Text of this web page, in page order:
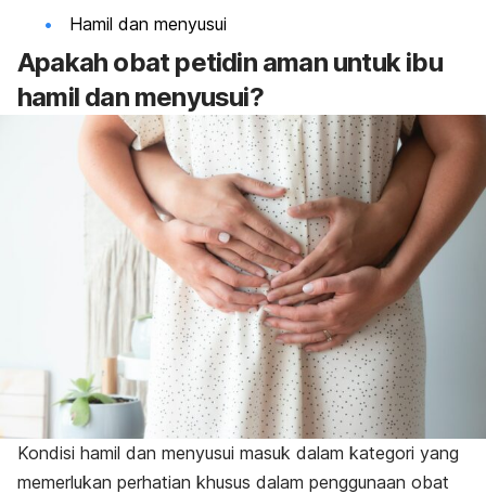
Hamil dan menyusui
Apakah obat petidin aman untuk ibu
hamil dan menyusui?
Kondisi hamil dan menyusui masuk dalam kategori yang
memerlukan perhatian khusus dalam penggunaan obat